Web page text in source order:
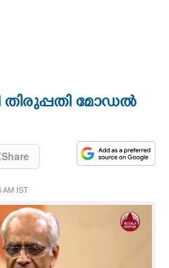
തിരുപ്പതി മോഡൽ
Share
AM IST